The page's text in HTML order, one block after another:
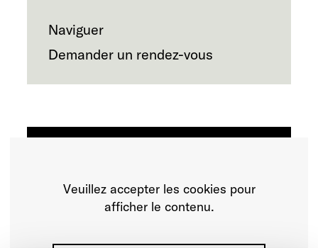
Naviguer
Demander un rendez-vous
Veuillez accepter les cookies pour
afficher le contenu.